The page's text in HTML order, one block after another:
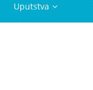
Uputstva